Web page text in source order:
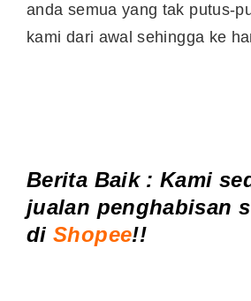
anda semua yang tak putus-
kami dari awal sehingga ke
Berita Baik : Kami
jualan penghabisan
diShopee!!